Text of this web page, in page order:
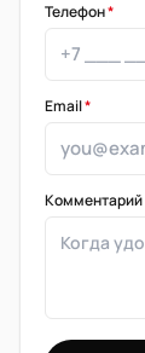
Телефон*
Email*
Комментарий